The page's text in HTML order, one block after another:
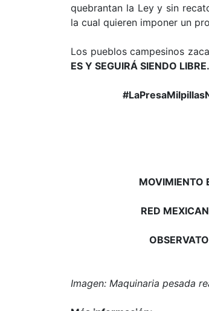
quebrantan la Ley y sin
la cual quieren imponer un
Los pueblos campesinos
ES Y SEGUIRÁ SIENDO
MOVIMIENTO
RED
Imagen: Maquinaria pesada